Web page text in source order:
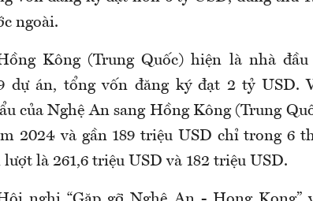
ngoài.
Kông (Trung Quốc) hiện là nhà
dự án, tổng vốn đăng ký đạt 2 tỷ USD.
của Nghệ An sang Hồng Kông (Trung
2024 và gần 189 triệu USD chỉ trong 6
là 261,6 triệu USD và 182 triệu USD.